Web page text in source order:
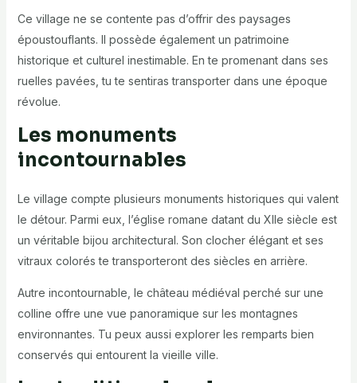
Ce village ne se contente pas d’offrir des paysages
époustouflants. Il possède également un patrimoine
historique et culturel inestimable. En te promenant dans ses
ruelles pavées, tu te sentiras transporter dans une époque
révolue.
Les monuments
incontournables
Le village compte plusieurs monuments historiques qui valent
le détour. Parmi eux, l’église romane datant du XIIe siècle est
un véritable bijou architectural. Son clocher élégant et ses
vitraux colorés te transporteront des siècles en arrière.
Autre incontournable, le château médiéval perché sur une
colline offre une vue panoramique sur les montagnes
environnantes. Tu peux aussi explorer les remparts bien
conservés qui entourent la vieille ville.